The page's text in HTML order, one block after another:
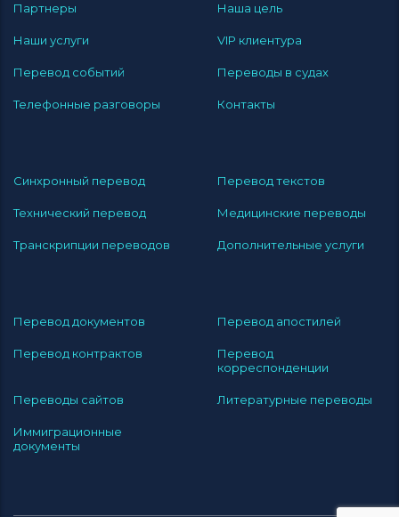
Партнеры Наша цель
Наши услуги VIP клиентура
Перевод событий Переводы в судах
Телефонные разговоры Контакты
Синхронный перевод Перевод текстов
Технический перевод Медицинские переводы
Транскрипции переводов Дополнительные услуги
Перевод документов Перевод апостилей
Перевод контрактов
Перевод
корреспонденции
Переводы сайтов Литературные переводы
Иммиграционные
документы